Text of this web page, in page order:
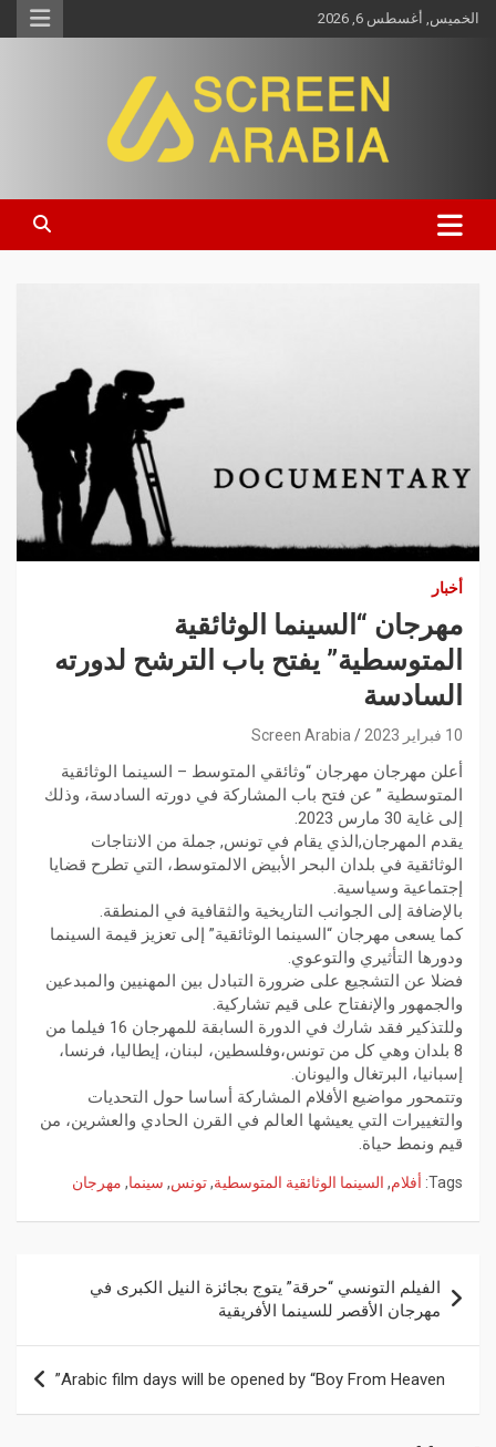
الخميس, أغسطس 6, 2026
Screen Arabia
أخبار
مهرجان “السينما الوثائقية
المتوسطية” يفتح باب الترشح لدورته
السادسة
10 فبراير 2023 Screen Arabia
أعلن مهرجان مهرجان “وثائقي المتوسط – السينما الوثائقية
المتوسطية ” عن فتح باب المشاركة في دورته السادسة، وذلك
إلى غاية 30 مارس 2023.
يقدم المهرجان,الذي يقام في تونس, جملة من الانتاجات
الوثائقية في بلدان البحر الأبيض الالمتوسط، التي تطرح قضايا
إجتماعية وسياسية.
بالإضافة إلى الجوانب التاريخية والثقافية في المنطقة.
كما يسعى مهرجان “السينما الوثائقية” إلى تعزيز قيمة السينما
ودورها التأثيري والتوعوي.
فضلا عن التشجيع على ضرورة التبادل بين المهنيين والمبدعين
والجمهور والإنفتاح على قيم تشاركية.
وللتذكير فقد شارك في الدورة السابقة للمهرجان 16 فيلما من
8 بلدان وهي كل من تونس،وفلسطين، لبنان، إيطاليا، فرنسا،
إسبانيا، البرتغال واليونان.
وتتمحور مواضيع الأفلام المشاركة أساسا حول التحديات
والتغييرات التي يعيشها العالم في القرن الحادي والعشرين، من
قيم ونمط حياة.
Tags: أفلام, السينما الوثائقية المتوسطية,تونس, سينما, مهرجان
الفيلم التونسي “حرقة” يتوج بجائزة النيل الكبرى في
مهرجان الأقصر للسينما الأفريقية
Arabic film days will be opened by “Boy From Heaven”